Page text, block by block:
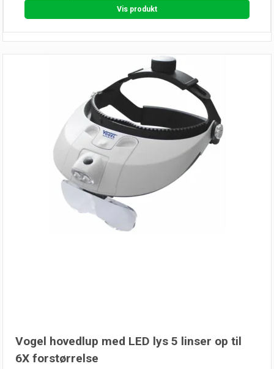
Vis produkt
Vogel hovedlup med LED lys 5 linser op til
6X forstørrelse